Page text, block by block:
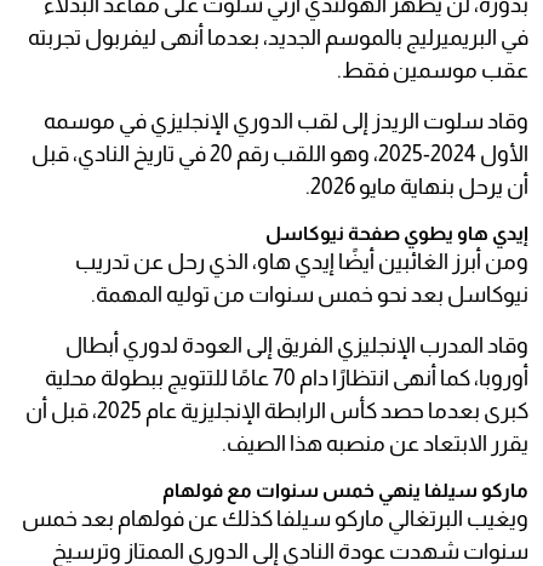
بدوره، لن يظهر الهولندي آرني سلوت على مقاعد البدلاء
في البريميرليج بالموسم الجديد، بعدما أنهى ليفربول تجربته
عقب موسمين فقط.
وقاد سلوت الريدز إلى لقب الدوري الإنجليزي في موسمه
الأول 2024-2025، وهو اللقب رقم 20 في تاريخ النادي، قبل
أن يرحل بنهاية مايو 2026.
إيدي هاو يطوي صفحة نيوكاسل
ومن أبرز الغائبين أيضًا إيدي هاو، الذي رحل عن تدريب
نيوكاسل بعد نحو خمس سنوات من توليه المهمة.
وقاد المدرب الإنجليزي الفريق إلى العودة لدوري أبطال
أوروبا، كما أنهى انتظارًا دام 70 عامًا للتتويج ببطولة محلية
كبرى بعدما حصد كأس الرابطة الإنجليزية عام 2025، قبل أن
يقرر الابتعاد عن منصبه هذا الصيف.
ماركو سيلفا ينهي خمس سنوات مع فولهام
ويغيب البرتغالي ماركو سيلفا كذلك عن فولهام بعد خمس
سنوات شهدت عودة النادي إلى الدوري الممتاز وترسيخ